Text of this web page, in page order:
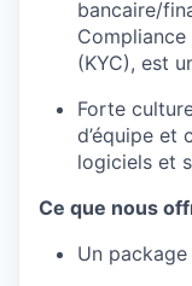
bancaire/
(KYC), est
Forte
d’équipe et
logiciels et
Ce que nous
Un